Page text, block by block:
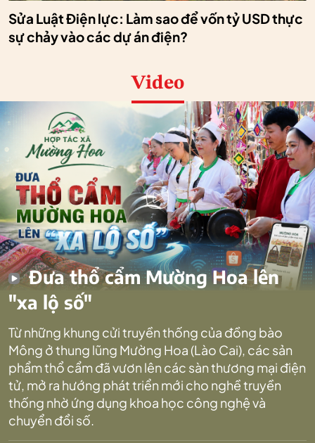
Sửa Luật Điện lực: Làm sao để vốn tỷ USD thực
sự chảy vào các dự án điện?
Video
Đưa thổ cẩm Mường Hoa lên
"xa lộ số"
Từ những khung cửi truyền thống của đồng bào
Mông ở thung lũng Mường Hoa (Lào Cai), các sản
phẩm thổ cẩm đã vươn lên các sàn thương mại điện
tử, mở ra hướng phát triển mới cho nghề truyền
thống nhờ ứng dụng khoa học công nghệ và
chuyển đổi số.